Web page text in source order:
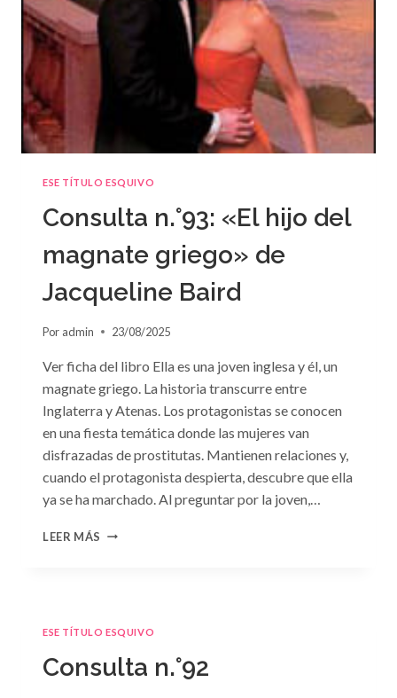
ESE TÍTULO ESQUIVO
Consulta n.°93: «El hijo del
magnate griego» de
Jacqueline Baird
Por admin 23/08/2025
Ver ficha del libro Ella es una joven inglesa y él, un
magnate griego. La historia transcurre entre
Inglaterra y Atenas. Los protagonistas se conocen
en una fiesta temática donde las mujeres van
disfrazadas de prostitutas. Mantienen relaciones y,
cuando el protagonista despierta, descubre que ella
ya se ha marchado. Al preguntar por la joven,…
LEER MÁS CONSULTA
MAGNATE
GRIEGO»
DE
ESE TÍTULO ESQUIVO
Consulta n.°92